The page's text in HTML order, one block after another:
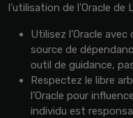
l’utilisation de l’Oracle de
Utilisez l’Oracle
source de
outil de guidance,
Respectez le libre
l’Oracle pour
individu est